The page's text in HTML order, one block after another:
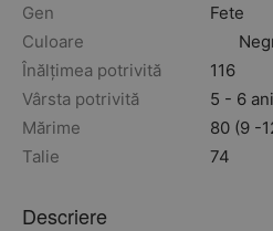
Gen
Fete
Culoare
Înălțimea potrivită
116
Vârsta potrivită
5 - 6 ani
Mărime
80 (9 -
Talie
74
Descriere